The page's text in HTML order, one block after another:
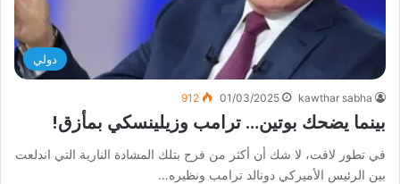
دولي
kawthar sabha
01/03/2025
912
بينما يضحك بوتين… ترامب وزيلينسكي بمأزق!
في تطور لافت، لا شك أن أكثر من فرح بتلك المشادة النارية التي اندلعت
بين الرئيس الأميركي دونالد ترامب ونظيره…